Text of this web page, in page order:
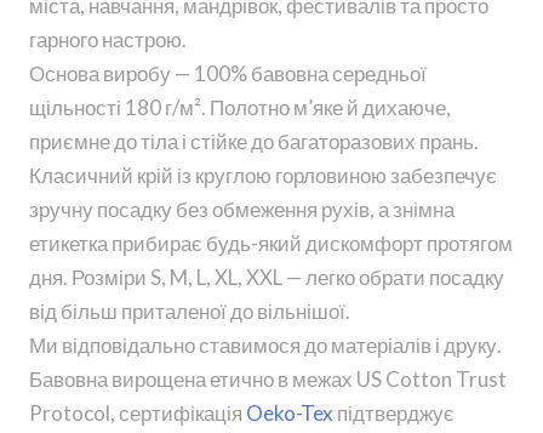
міста, навчання, мандрівок, фестивалів та просто
гарного настрою.
Основа виробу — 100% бавовна середньої
щільності 180 г/м². Полотно м’яке й дихаюче,
приємне до тіла і стійке до багаторазових прань.
Класичний крій із круглою горловиною забезпечує
зручну посадку без обмеження рухів, а знімна
етикетка прибирає будь-який дискомфорт протягом
дня. Розміри S, M, L, XL, XXL — легко обрати посадку
від більш приталеної до вільнішої.
Ми відповідально ставимося до матеріалів і друку.
Бавовна вирощена етично в межах US Cotton Trust
Protocol, сертифікація Oeko-Tex підтверджує